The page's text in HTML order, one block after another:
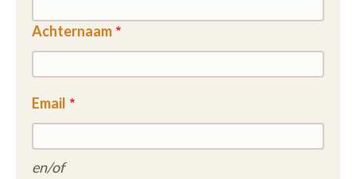
Achternaam
Email
en/of